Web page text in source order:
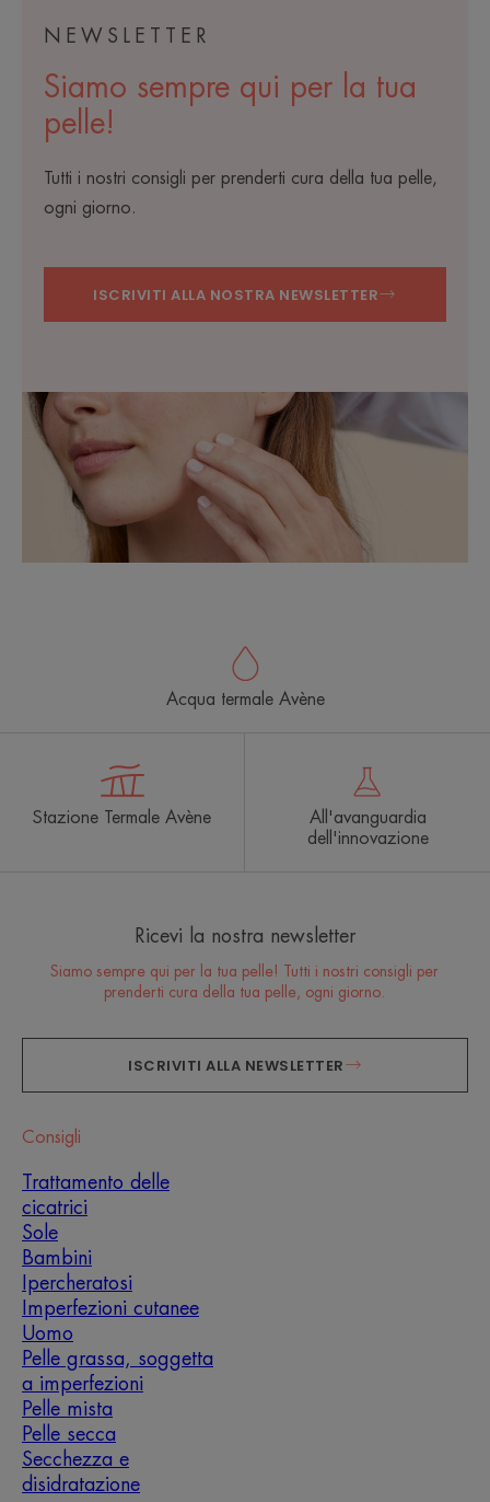
NEWSLETTER
Siamo sempre qui per la tua
pelle!
Tutti i nostri consigli per prenderti cura della tua pelle,
ogni giorno.
ISCRIVITI ALLA NOSTRA NEWSLETTER
Acqua termale Avène
Stazione Termale Avène
All'avanguardia
dell'innovazione
Ricevi la nostra newsletter
Siamo sempre qui per la tua pelle! Tutti i nostri consigli per
prenderti cura della tua pelle, ogni giorno.
ISCRIVITI ALLA NEWSLETTER
Consigli
Trattamento delle
cicatrici
Sole
Bambini
Ipercheratosi
Imperfezioni cutanee
Uomo
Pelle grassa, soggetta
a imperfezioni
Pelle mista
Pelle secca
Secchezza e
disidratazione